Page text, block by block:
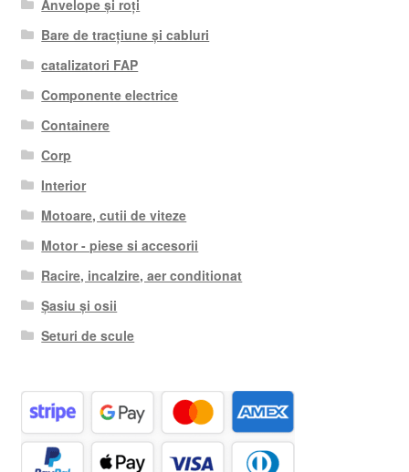
Anvelope și roți
Bare de tracțiune și cabluri
catalizatori FAP
Componente electrice
Containere
Corp
Interior
Motoare, cutii de viteze
Motor - piese si accesorii
Racire, incalzire, aer conditionat
Șasiu și osii
Seturi de scule